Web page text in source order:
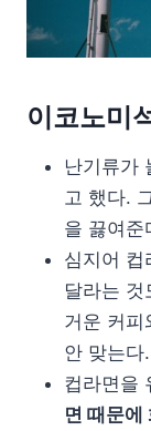
이코노미
난기류가
고 했다.
을 끓여준
심지어 컵
달라는
거운 커피
안 맞는다.
컵라면을
면 때문에